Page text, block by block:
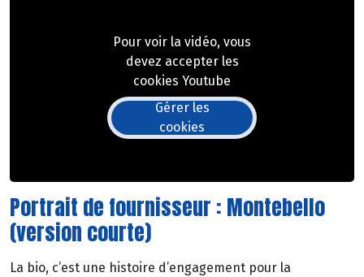
Pour voir la vidéo, vous
devez accepter les
cookies Youtube
Gérer les
cookies
Portrait de fournisseur : Montebello
(version courte)
La bio, c’est une histoire d’engagement pour la